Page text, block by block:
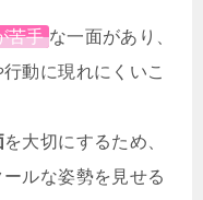
苦手 な一面があり、
動に現れにくいこ
を大切にするため、
ルな姿勢を見せる